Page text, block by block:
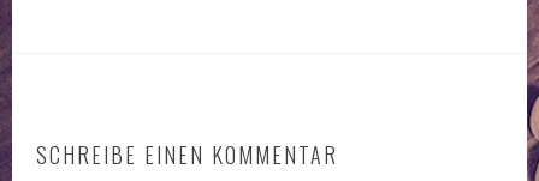
SCHREIBE EINEN KOMMENTAR